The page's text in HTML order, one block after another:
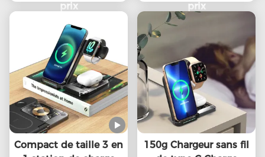
prix prix
Compact de taille 3 en
150g Chargeur sans fil